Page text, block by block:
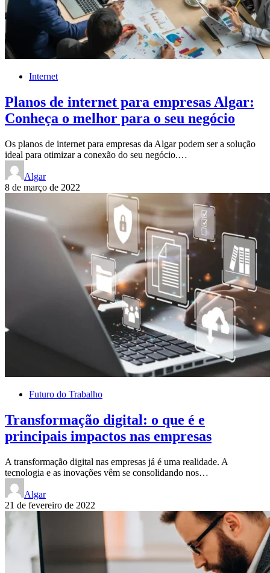
Internet
Planos de internet para empresas Algar:
Conheça o melhor para o seu negócio
Os planos de internet para empresas da Algar podem ser a solução
ideal para otimizar a conexão do seu negócio.…
Algar
8 de março de 2022
Futuro do Trabalho
Transformação digital: o que é e
principais impactos nas empresas
A transformação digital nas empresas já é uma realidade. A
tecnologia e as inovações vêm se consolidando nos…
Algar
21 de fevereiro de 2022